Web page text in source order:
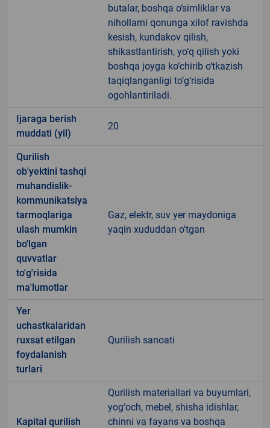
butalar, boshqa o‘simliklar va
nihollarni qonunga xilof ravishda
kesish, kundakov qilish,
shikastlantirish, yo‘q qilish yoki
boshqa joyga ko‘chirib o‘tkazish
taqiqlanganligi to‘g‘risida
ogohlantiriladi.
Ijaraga berish
muddati (yil)
20
Qurilish
ob'yektini tashqi
muhandislik-
kommunikatsiya
tarmoqlariga
ulash mumkin
bo'lgan
quvvatlar
to'g'risida
ma'lumotlar
Gaz, elektr, suv yer maydoniga
yaqin xududdan o'tgan
Yer
uchastkalaridan
ruxsat etilgan
foydalanish
turlari
Qurilish sanoati
Kapital qurilish
Qurilish materiallari va buyumlari,
yog‘och, mebel, shisha idishlar,
chinni va fayans va boshqa